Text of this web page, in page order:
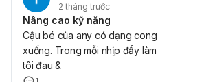
2 tháng trước
Nâng cao kỹ năng
Cậu bé của any có dạng cong
xuống. Trong mỗi nhịp đẩy làm
tôi đau &